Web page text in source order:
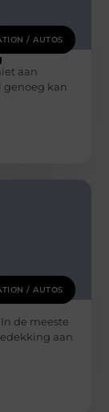
/ AUTOS
aan
genoeg kan
/ AUTOS
de meeste
aan